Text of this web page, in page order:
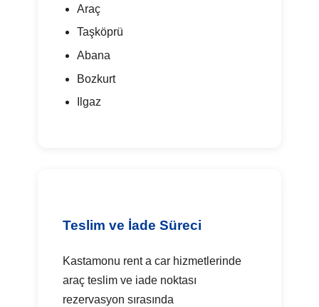
Araç
Taşköprü
Abana
Bozkurt
Ilgaz
Teslim ve İade Süreci
Kastamonu rent a car hizmetlerinde
araç teslim ve iade noktası
rezervasyon sırasında